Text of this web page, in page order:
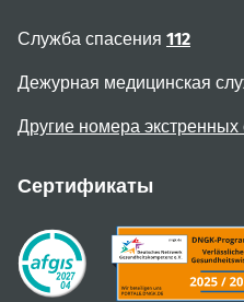
Служба спасения 112
Дежурная медицинская
Другие номера экстренных
Сертификаты